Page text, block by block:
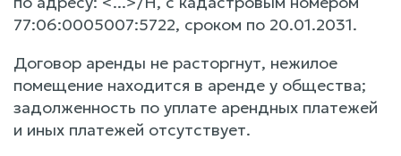
77:06:0005007:5722, сроком по 20.01.2031.
Договор аренды не расторгнут, нежилое
помещение находится в аренде у общества;
задолженность по уплате арендных платежей
и иных платежей отсутствует.